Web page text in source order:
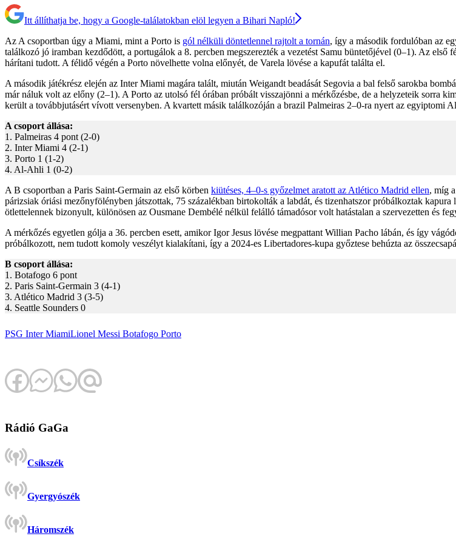
Itt állíthatja be, hogy a Google-találatokban elöl legyen a Bihari Napló!
Az A csoportban úgy a Miami, mint a Porto is gól nélküli döntetlennel rajtolt a tornán, így a második fordulóban az
találkozó jó iramban kezdődött, a portugálok a 8. percben megszerezték a vezetést Samu büntetőjével (0–1). Az
hárítani tudott. A félidő végén a Porto növelhette volna előnyét, de Varela lövése a kapufát találta el.
A második játékrész elején az Inter Miami magára talált, miután Weigandt beadását Segovia a bal felső sarokba
már náluk volt az előny (2–1). A Porto az utolsó fél órában próbált visszajönni a mérkőzésbe, de a helyzeteik sorra
került a továbbjutásért vívott versenyben. A kvartett másik találkozóján a brazil Palmeiras 2–0-ra nyert az egyiptomi
A csoport állása:
1. Palmeiras 4 pont (2-0)
2. Inter Miami 4 (2-1)
3. Porto 1 (1-2)
4. Al-Ahli 1 (0-2)
A B csoportban a Paris Saint-Germain az első körben kiütéses, 4–0-s győzelmet aratott az Atlético Madrid ellen, míg
párizsiak óriási mezőnyfölényben játszottak, 75 százalékban birtokolták a labdát, és tizenhatszor próbálkoztak
ötlettelennek bizonyult, különösen az Ousmane Dembélé nélkül felálló támadósor volt hatástalan a szervezetten és
A mérkőzés egyetlen gólja a 36. percben esett, amikor Igor Jesus lövése megpattant Willian Pacho lábán, és így
próbálkozott, nem tudott komoly veszélyt kialakítani, így a 2024-es Libertadores-kupa győztese behúzta az
B csoport állása:
1. Botafogo 6 pont
2. Paris Saint-Germain 3 (4-1)
3. Atlético Madrid 3 (3-5)
4. Seattle Sounders 0
PSG Inter MiamiLionel Messi Botafogo Porto
Rádió GaGa
Csíkszék
Gyergyószék
Háromszék